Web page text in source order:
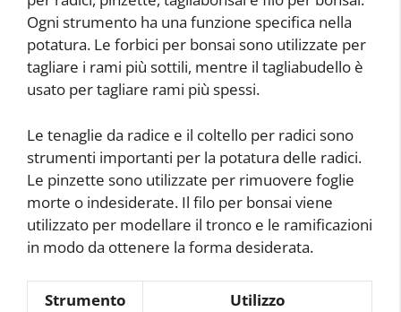
Ogni strumento ha una funzione specifica nella
potatura. Le forbici per bonsai sono utilizzate per
tagliare i rami più sottili, mentre il tagliabudello è
usato per tagliare rami più spessi.
Le tenaglie da radice e il coltello per radici sono
strumenti importanti per la potatura delle radici.
Le pinzette sono utilizzate per rimuovere foglie
morte o indesiderate. Il filo per bonsai viene
utilizzato per modellare il tronco e le ramificazioni
in modo da ottenere la forma desiderata.
Strumento
Utilizzo